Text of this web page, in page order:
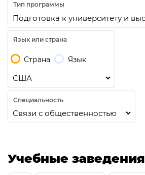
Тип программы
Язык или страна
Страна Язык
Специальность
Учебные заведения